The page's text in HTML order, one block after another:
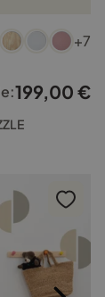
+7
199,00 €